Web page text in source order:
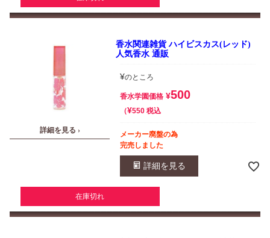
詳細を見る ›
香水関連雑貨 ハイビスカス(レッド)
人気香水 通販
¥のところ
香水学園価格 ¥500
¥550 税込
メーカー廃盤の為
完売しました
詳細を見る
在庫切れ